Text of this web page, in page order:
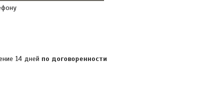
14 дней по договоренности